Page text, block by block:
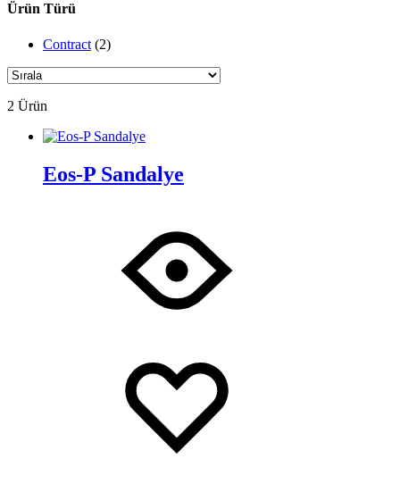
Ürün Türü
Contract (2)
2 Ürün
Eos-P Sandalye